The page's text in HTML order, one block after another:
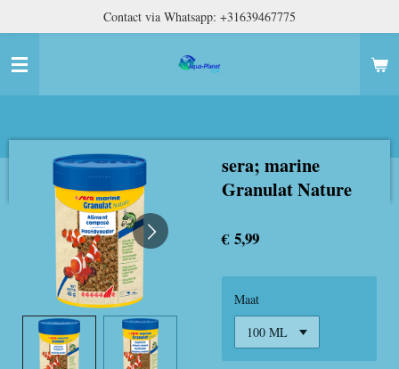
naar
hoofdinhoud
Contact via Whatsapp: +31639467775
sera; marine
Granulat Nature
€ 5,99
Maat